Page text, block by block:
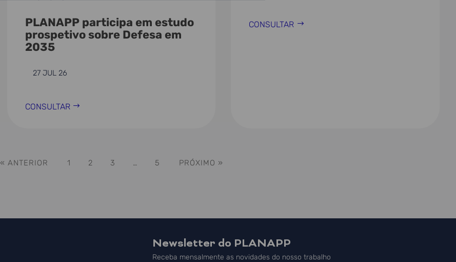
PLANAPP participa em estudo
prospetivo sobre Defesa em
2035
27 JUL 26
CONSULTAR
CONSULTAR
« ANTERIOR 1 2 3 … 5 PRÓXIMO »
Newsletter do PLANAPP
Receba mensalmente as novidades do nosso trabalho